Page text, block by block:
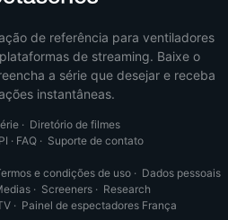
de referência para ventiladores
de streaming. Baixe o
a série que desejar e receba
instantâneas.
· Diretório de filmes
· FAQ· Suporte de contato
e condições de uso · Dados pessoais
· Screeners· Research
· Painel de espectadores França